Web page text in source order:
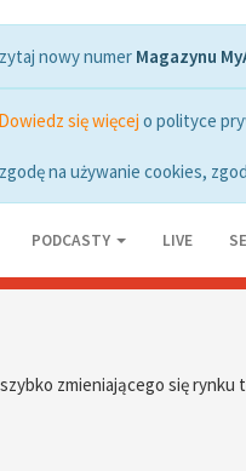
nowy numer Magazynu
Dowiedz się więcej o polityce
na używanie cookies,
PODCASTY LIVE
zmieniającego się rynku